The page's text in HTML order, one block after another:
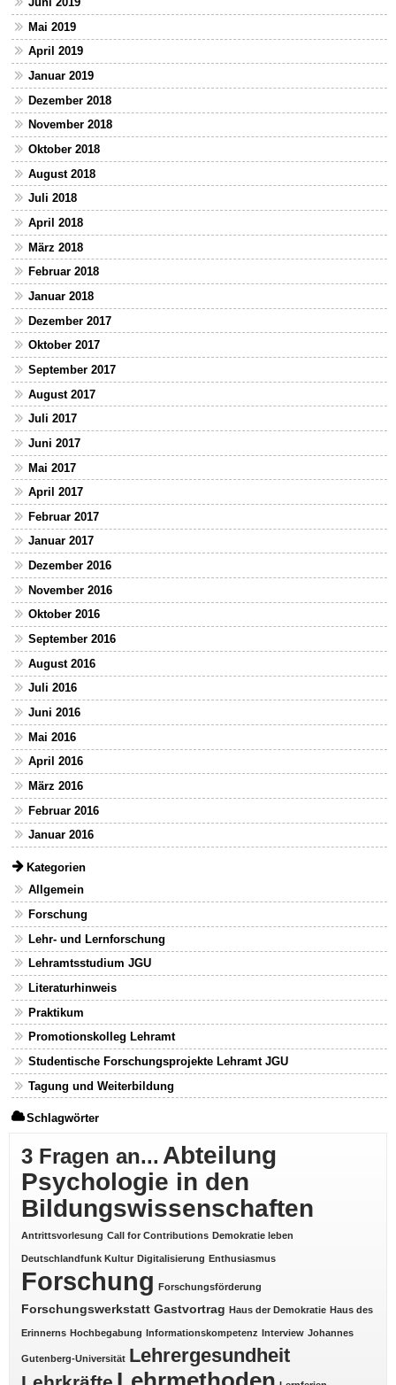
Mai 2019
April 2019
Januar 2019
Dezember 2018
November 2018
Oktober 2018
August 2018
Juli 2018
April 2018
März 2018
Februar 2018
Januar 2018
Dezember 2017
Oktober 2017
September 2017
August 2017
Juli 2017
Juni 2017
Mai 2017
April 2017
Februar 2017
Januar 2017
Dezember 2016
November 2016
Oktober 2016
September 2016
August 2016
Juli 2016
Juni 2016
Mai 2016
April 2016
März 2016
Februar 2016
Januar 2016
Kategorien
Allgemein
Forschung
Lehr- und Lernforschung
Lehramtsstudium JGU
Literaturhinweis
Praktikum
Promotionskolleg Lehramt
Studentische Forschungsprojekte Lehramt JGU
Tagung und Weiterbildung
Schlagwörter
3 Fragen an... Abteilung
Psychologie in den
Bildungswissenschaften
Antrittsvorlesung Call for Contributions Demokratie leben
Deutschlandfunk Kultur Digitalisierung Enthusiasmus
Forschung Forschungsförderung
Forschungswerkstatt Gastvortrag Haus der Demokratie Haus des
Erinnerns Hochbegabung Informationskompetenz Interview Johannes
Gutenberg-Universität Lehrergesundheit